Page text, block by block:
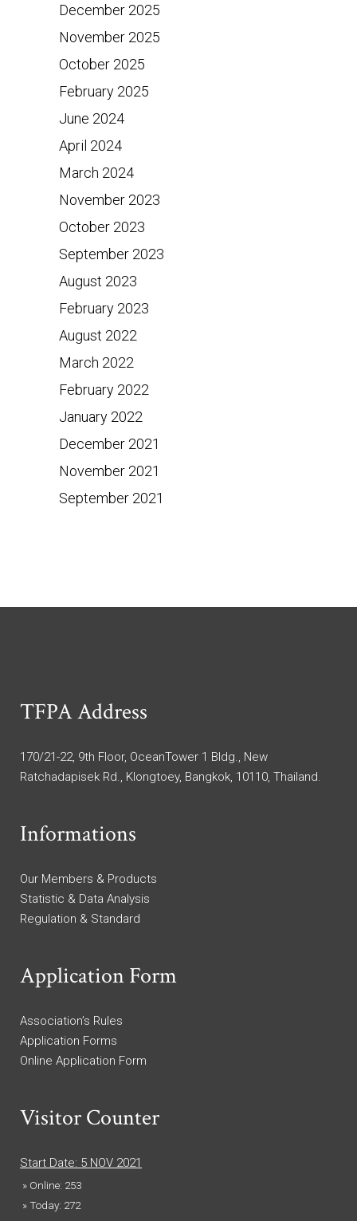
December 2025
November 2025
October 2025
February 2025
June 2024
April 2024
March 2024
November 2023
October 2023
September 2023
August 2023
February 2023
August 2022
March 2022
February 2022
January 2022
December 2021
November 2021
September 2021
TFPA Address
170/21-22, 9th Floor, OceanTower 1 Bldg., New
Ratchadapisek Rd., Klongtoey, Bangkok, 10110, Thailand.
Informations
Our Members & Products
Statistic & Data Analysis
Regulation & Standard
Application Form
Association’s Rules
Application Forms
Online Application Form
Visitor Counter
Start Date: 5 NOV 2021
» Online: 253
» Today: 272